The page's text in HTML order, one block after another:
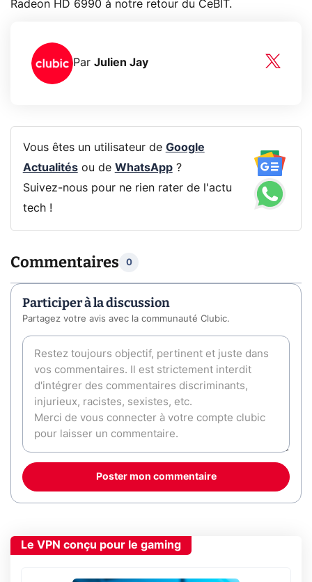
Radeon HD 6990 à notre retour du CeBIT.
Par Julien Jay
Vous êtes un utilisateur de Google
Actualitésou de WhatsApp?
Suivez-nous pour ne rien rater de l'actu
tech !
Commentaires 0
Participer à la discussion
Partagez votre avis avec la communauté Clubic.
Poster mon commentaire
Le VPN conçu pour le gaming